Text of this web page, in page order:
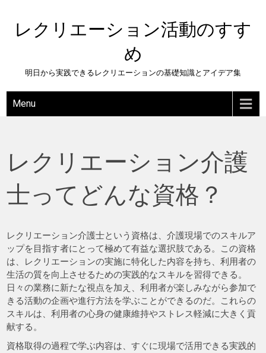
contentレクリエーション活動のすす
め
明日から実践できるレクリエーションの基礎知識とアイデア集
Menu
レクリエーション介護
士ってどんな資格？
レクリエーション介護士という資格は、介護現場でのスキルア
ップを目指す者にとって極めて有益な選択肢である。この資格
は、レクリエーションの実施に特化した内容を持ち、利用者の
生活の質を向上させるための実践的なスキルを習得できる。
日々の業務に新たな視点を加え、利用者が楽しみながら参加で
きる活動の企画や進行方法を学ぶことができるのだ。これらの
スキルは、利用者の心身の健康維持やストレス軽減に大きく貢
献する。
資格取得の過程で学ぶ内容は、すぐに現場で活用できる実践的